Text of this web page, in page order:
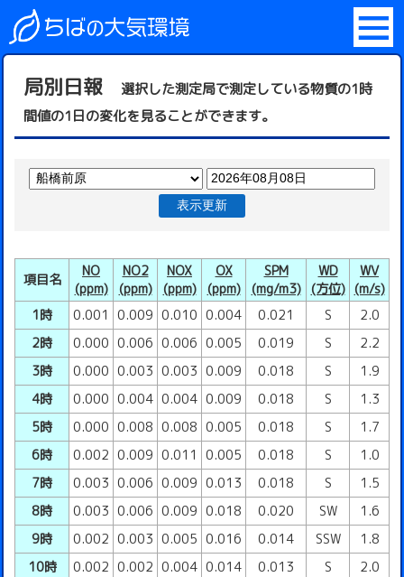
局別日報
選択した測定局で測定している物質の1時
間値の1日の変化を見ることができます。
表示更新
項目名
NO
(ppm)
NO2
(ppm)
NOX
(ppm)
OX
(ppm)
SPM
(mg/m3)
WD
(方位)
WV
(m/s)
1時
0.001 0.009 0.010 0.004 0.021 S
2.0
2時
0.000 0.006 0.006 0.005 0.019 S
2.2
3時
0.000 0.003 0.003 0.009 0.018 S
1.9
4時
0.000 0.004 0.004 0.009 0.018 S
1.3
5時
0.000 0.008 0.008 0.005 0.018 S
1.7
6時
0.002 0.009 0.011 0.005 0.018 S
1.0
7時
0.003 0.006 0.009 0.013 0.018 S
1.5
8時
0.003 0.006 0.009 0.018 0.020 SW
1.6
9時
0.002 0.003 0.005 0.016 0.014 SSW
1.8
10時
0.002 0.002 0.004 0.014 0.013 S
2.0